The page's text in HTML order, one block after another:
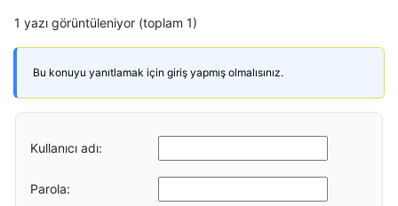
1 yazı görüntüleniyor (toplam 1)
Bu konuyu yanıtlamak için giriş yapmış olmalısınız.
Kullanıcı adı:
Parola: